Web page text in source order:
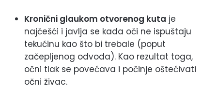
Kronični glaukom otvorenog kuta je
najčešći i javlja se kada oči ne ispuštaju
tekućinu kao što bi trebale (poput
začepljenog odvoda). Kao rezultat toga,
očni tlak se povećava i počinje oštećivati
očni živac.